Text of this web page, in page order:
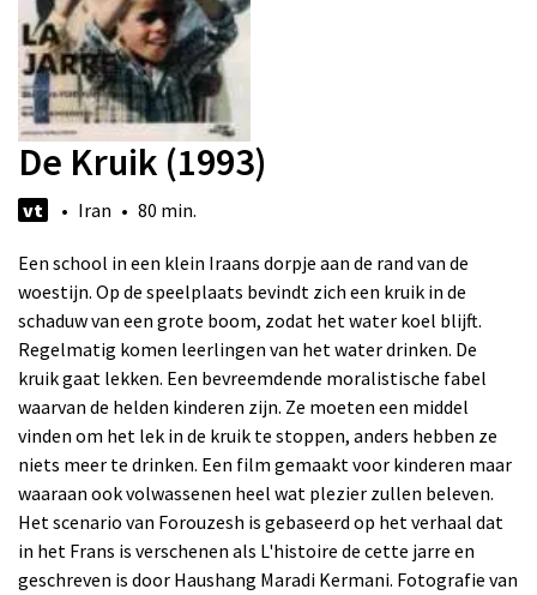
De Kruik (1993)
vt • Iran • 80 min.
Een school in een klein Iraans dorpje aan de rand van de
woestijn. Op de speelplaats bevindt zich een kruik in de
schaduw van een grote boom, zodat het water koel blijft.
Regelmatig komen leerlingen van het water drinken. De
kruik gaat lekken. Een bevreemdende moralistische fabel
waarvan de helden kinderen zijn. Ze moeten een middel
vinden om het lek in de kruik te stoppen, anders hebben ze
niets meer te drinken. Een film gemaakt voor kinderen maar
waaraan ook volwassenen heel wat plezier zullen beleven.
Het scenario van Forouzesh is gebaseerd op het verhaal dat
in het Frans is verschenen als L'histoire de cette jarre en
geschreven is door Haushang Maradi Kermani. Fotografie van